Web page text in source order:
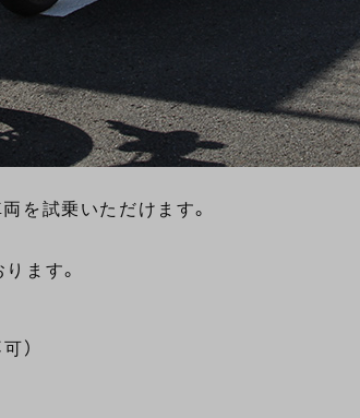
を試乗いただけます。
ます。
）